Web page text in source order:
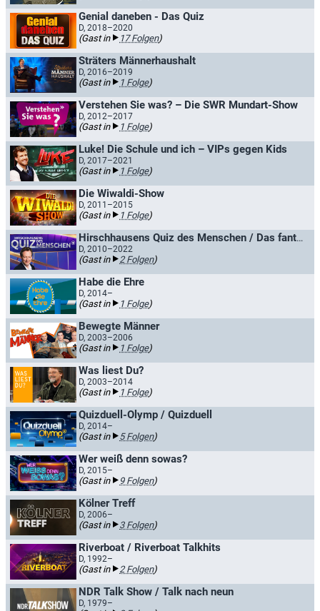
Genial daneben - Das Quiz
D, 2018–2020
(Gast in 17 Folgen)
Sträters Männerhaushalt
D, 2016–2019
(Gast in 1 Folge)
Verstehen Sie was? – Die SWR Mundart-Show
D, 2012–2017
(Gast in 1 Folge)
Luke! Die Schule und ich – VIPs gegen Kids
D, 2017–2021
(Gast in 1 Folge)
Die Wiwaldi-Show
D, 2011–2015
(Gast in 1 Folge)
Hirschhausens Quiz des Menschen / Das fantastische Quiz des Menschen
D, 2010–2022
(Gast in 2 Folgen)
Habe die Ehre
D, 2014–
(Gast in 1 Folge)
Bewegte Männer
D, 2003–2006
(Gast in 1 Folge)
Was liest Du?
D, 2003–2014
(Gast in 1 Folge)
Quizduell-Olymp / Quizduell
D, 2014–
(Gast in 5 Folgen)
Wer weiß denn sowas?
D, 2015–
(Gast in 9 Folgen)
Kölner Treff
D, 2006–
(Gast in 3 Folgen)
Riverboat / Riverboat Talkhits
D, 1992–
(Gast in 2 Folgen)
NDR Talk Show / Talk nach neun
D, 1979–